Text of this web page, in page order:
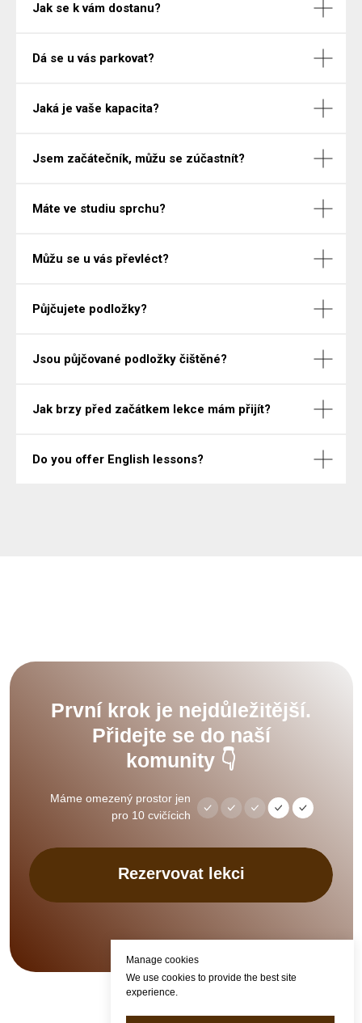
Jak se k vám dostanu?
Dá se u vás parkovat?
Jaká je vaše kapacita?
Jsem začátečník, můžu se zúčastnít?
Máte ve studiu sprchu?
Můžu se u vás převléct?
Půjčujete podložky?
Jsou půjčované podložky čištěné?
Jak brzy před začátkem lekce mám přijít?
Do you offer English lessons?
První krok je nejdůležitější.
Přidejte se do naší
komunity 👇
Rezervovat lekci
GDPR
Máme omezený prostor jen
pro 10 cvičícich
Manage cookies
We use cookies to provide the best site
experience.